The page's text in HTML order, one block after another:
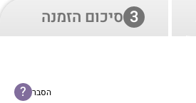
3 סיכום הזמנה
הסבר ?